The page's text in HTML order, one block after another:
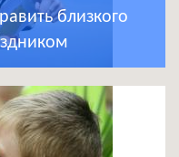
близкого